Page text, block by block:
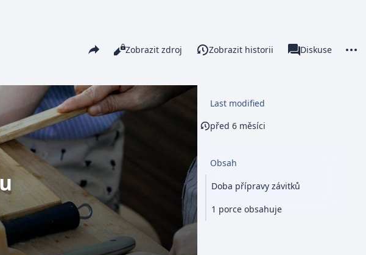
Share this pageZobrazení
Číst
Zobrazit zdroj Zobrazit historii associated-pages
Stránka
Diskuse
Last modified
před 6 měsíci
Obsah
Doba přípravy závitků
1 porce obsahuje